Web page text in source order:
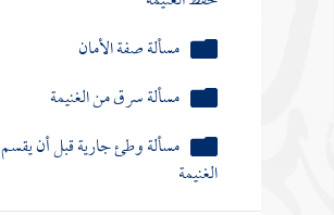
مسألة صفة الأمان
مسألة سرق من الغنيمة
مسألة وطئ جارية قبل أن يقسم
الغنيمة